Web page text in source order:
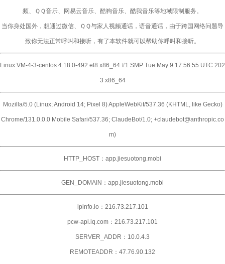
频、ＱＱ音乐、网易云音乐、酷狗音乐、酷我音乐等地域限制服务。
当你身处国外，想通过微信、ＱＱ与家人视频通话，语音通话，由于跨国网络问题导
致你无法正常呼叫和接听，有了本软件就可以帮助你呼叫和接听。
Linux VM-4-3-centos 4.18.0-492.el8.x86_64 #1 SMP Tue May 9 17:56:55 UTC 202
3 x86_64
Mozilla/5.0 (Linux; Android 14; Pixel 8) AppleWebKit/537.36 (KHTML, like Gecko)
Chrome/131.0.0.0 Mobile Safari/537.36; ClaudeBot/1.0; +claudebot@anthropic.co
m)
HTTP_HOST：app.jiesuotong.mobi
GEN_DOMAIN：app.jiesuotong.mobi
ipinfo.io：216.73.217.101
pcw-api.iq.com：216.73.217.101
SERVER_ADDR：10.0.4.3
REMOTEADDR：47.76.90.132